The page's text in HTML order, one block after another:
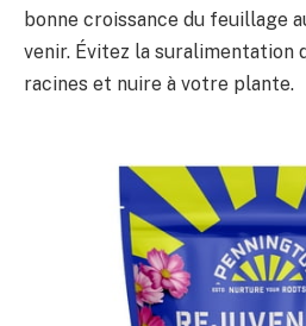
bonne croissance du feuillage
venir. Évitez la suralimentation
racines et nuire à votre plante.